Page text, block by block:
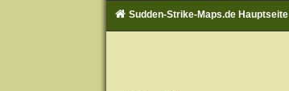
Sudden-Strike-Maps.de Hauptseite